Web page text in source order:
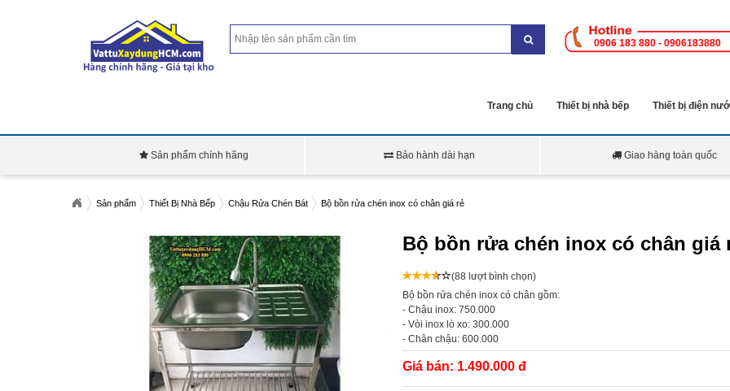
0906 183 880 - 0906183880
Trang chủ Thiết bị nhà bếp Thiết bị điện
Sản phẩm chính hãng Bảo hành dài hạn Giao hàng toàn quốc
Sản phẩm Thiết Bị Nhà Bếp Chậu Rửa Chén Bát Bộ bồn rửa chén inox có chân giá rẻ
Bộ bồn rửa chén inox có chân giá
(88 lượt bình chọn)
Bộ bồn rửa chén inox có chân gồm:
- Chậu inox: 750.000
- Vòi inox lò xo: 300.000
- Chân chậu: 600.000
Giá bán: 1.490.000 đ